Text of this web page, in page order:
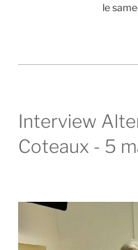
le
Interview
Coteaux - 5